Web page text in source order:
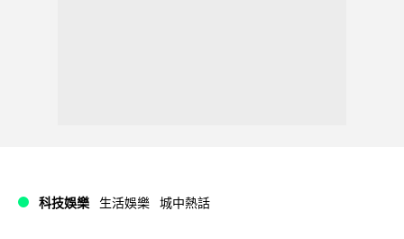
科技娛樂 生活娛樂 城中熱話